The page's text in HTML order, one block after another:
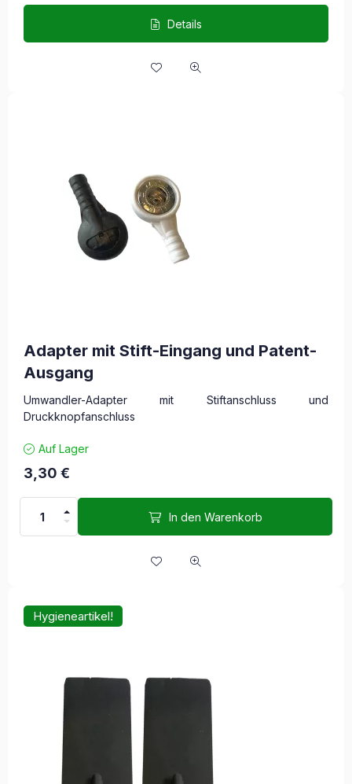
Details
Adapter mit Stift-Eingang und Patent-
Ausgang
Umwandler-Adapter mit Stiftanschluss und
Druckknopfanschluss
Auf Lager
3,30 €
In den Warenkorb
Hygieneartikel!